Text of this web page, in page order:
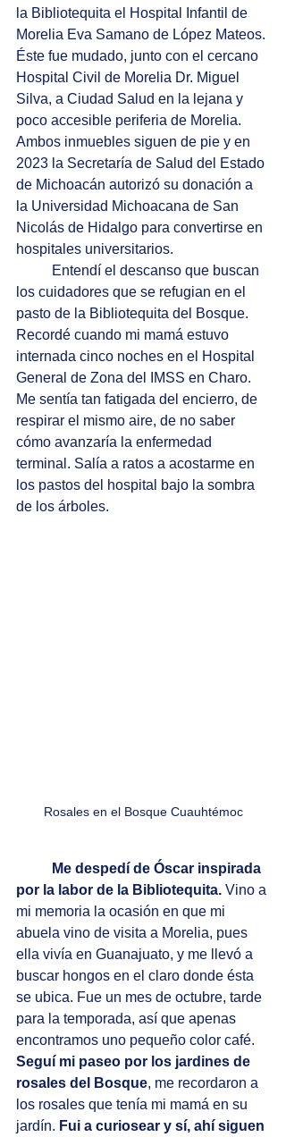
la Bibliotequita el Hospital Infantil de
Morelia Eva Samano de López Mateos.
Éste fue mudado, junto con el cercano
Hospital Civil de Morelia Dr. Miguel
Silva, a Ciudad Salud en la lejana y
poco accesible periferia de Morelia.
Ambos inmuebles siguen de pie y en
2023 la Secretaría de Salud del Estado
de Michoacán autorizó su donación a
la Universidad Michoacana de San
Nicolás de Hidalgo para convertirse en
hospitales universitarios.
Entendí el descanso que buscan
los cuidadores que se refugian en el
pasto de la Bibliotequita del Bosque.
Recordé cuando mi mamá estuvo
internada cinco noches en el Hospital
General de Zona del IMSS en Charo.
Me sentía tan fatigada del encierro, de
respirar el mismo aire, de no saber
cómo avanzaría la enfermedad
terminal. Salía a ratos a acostarme en
los pastos del hospital bajo la sombra
de los árboles.
Rosales en el Bosque Cuauhtémoc
Me despedí de Óscar inspirada
por la labor de la Bibliotequita. Vino a
mi memoria la ocasión en que mi
abuela vino de visita a Morelia, pues
ella vivía en Guanajuato, y me llevó a
buscar hongos en el claro donde ésta
se ubica. Fue un mes de octubre, tarde
para la temporada, así que apenas
encontramos uno pequeño color café.
Seguí mi paseo por los jardines de
rosales del Bosque, me recordaron a
los rosales que tenía mi mamá en su
jardín. Fui a curiosear y sí, ahí siguen